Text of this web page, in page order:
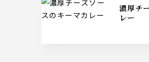
濃厚チーズソースのキーマカ
レー